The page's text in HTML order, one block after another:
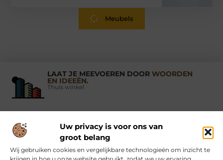
Uw privacy is voor ons van
groot belang
Wij gebruiken cookies en vergelijkbare technologieën om inzicht te
Meubels
LAAT JE MEEVOEREN DOOR WOORDEN
EN IDEEËN.
Thuis winkel
Vind Ons Hier :